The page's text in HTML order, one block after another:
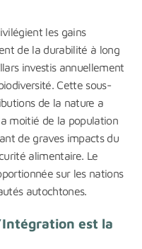
les gains
de la durabilité à long
investis annuellement
Cette sous-
de la nature a
moitié de la population
de graves impacts du
alimentaire. Le
sur les nations
autochtones.
est la